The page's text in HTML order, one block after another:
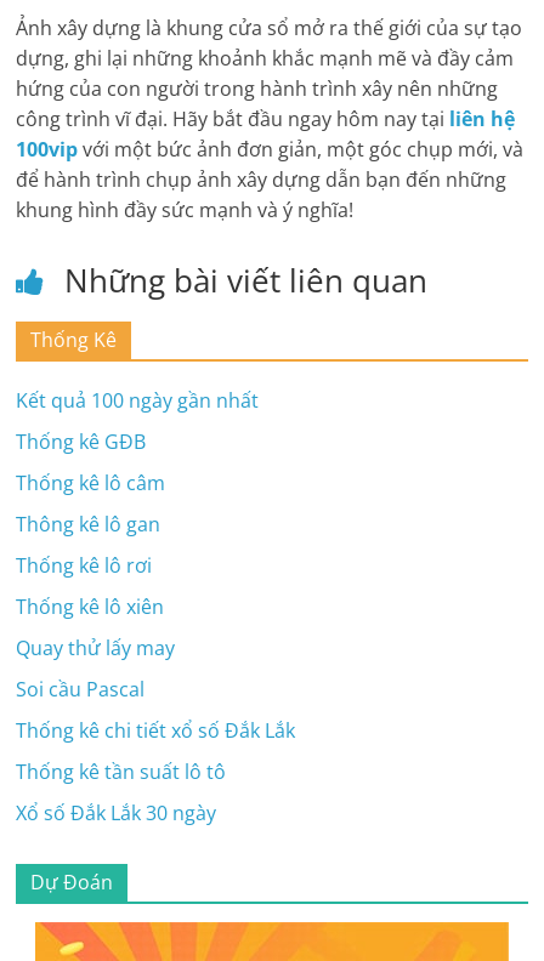
Ảnh xây dựng là khung cửa sổ mở ra thế giới của sự tạo
dựng, ghi lại những khoảnh khắc mạnh mẽ và đầy cảm
hứng của con người trong hành trình xây nên những
công trình vĩ đại. Hãy bắt đầu ngay hôm nay tại liên hệ
100vipvới một bức ảnh đơn giản, một góc chụp mới, và
để hành trình chụp ảnh xây dựng dẫn bạn đến những
khung hình đầy sức mạnh và ý nghĩa!
Những bài viết liên quan
Thống Kê
Kết quả 100 ngày gần nhất
Thống kê GĐB
Thống kê lô câm
Thông kê lô gan
Thống kê lô rơi
Thống kê lô xiên
Quay thử lấy may
Soi cầu Pascal
Thống kê chi tiết xổ số Đắk Lắk
Thống kê tần suất lô tô
Xổ số Đắk Lắk 30 ngày
Dự Đoán